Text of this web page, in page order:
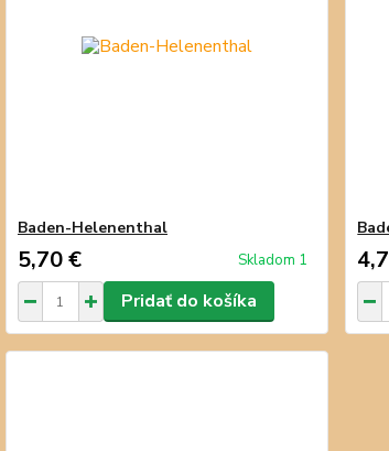
Baden-Helenenthal
5,70 € Skladom 1
Pridať do košíka